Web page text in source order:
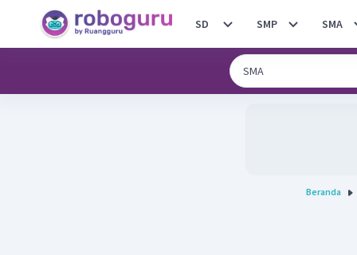
SD SMP SMA
Beranda